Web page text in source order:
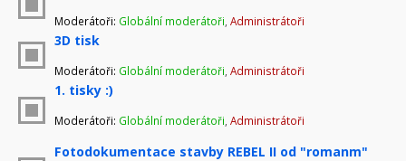
Moderátoři: Globální moderátoři Administrátoři
3D tisk
Moderátoři: Globální moderátoři Administrátoři
1. tisky :)
Moderátoři: Globální moderátoři Administrátoři
Fotodokumentace stavby REBEL II od "romanm"